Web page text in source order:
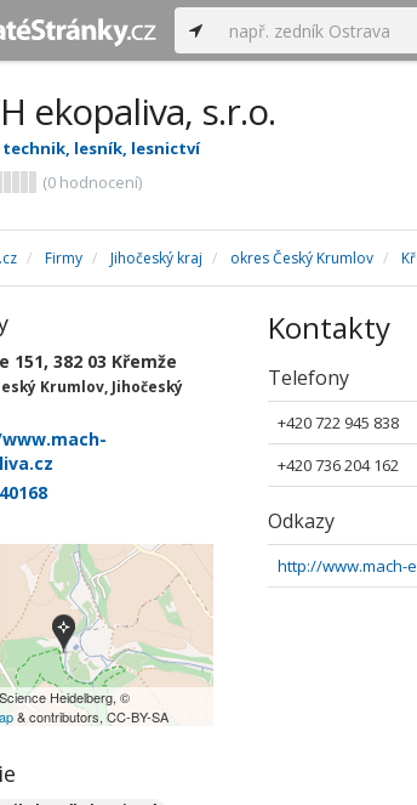
ekopaliva, s.r.o.
technik, lesník, lesnictví
(0 hodnocení)
Firmy Jihočeský kraj okres Český Krumlov
Kontakty
Telefony
+420 722 945 838
+420 736 204 162
Odkazy
http://www.mach-
151, 382 03 Křemže
Krumlov, Jihočeský
Heidelberg, ©
& contributors, CC-BY-SA